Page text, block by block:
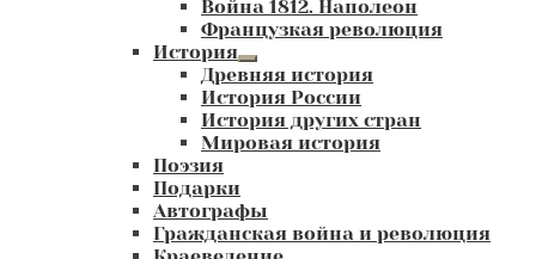
Война 1812. Наполеон
Французкая революция
История
Развернутое
вложенное
меню
Древняя история
История России
История других стран
Мировая история
Поэзия
Подарки
Автографы
Гражданская война и революция